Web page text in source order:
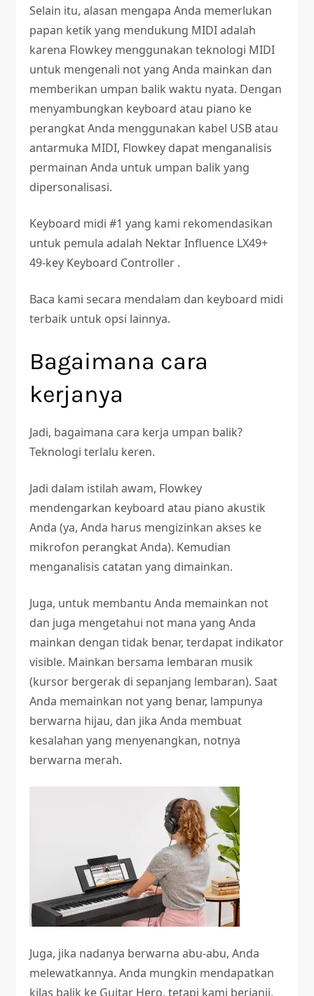
Selain itu, alasan mengapa Anda memerlukan
papan ketik yang mendukung MIDI adalah
karena Flowkey menggunakan teknologi MIDI
untuk mengenali not yang Anda mainkan dan
memberikan umpan balik waktu nyata. Dengan
menyambungkan keyboard atau piano ke
perangkat Anda menggunakan kabel USB atau
antarmuka MIDI, Flowkey dapat menganalisis
permainan Anda untuk umpan balik yang
dipersonalisasi.
Keyboard midi #1 yang kami rekomendasikan
untuk pemula adalah Nektar Influence LX49+
49-key Keyboard Controller .
Baca kami secara mendalam dan keyboard midi
terbaik untuk opsi lainnya.
Bagaimana cara
kerjanya
Jadi, bagaimana cara kerja umpan balik?
Teknologi terlalu keren.
Jadi dalam istilah awam, Flowkey
mendengarkan keyboard atau piano akustik
Anda (ya, Anda harus mengizinkan akses ke
mikrofon perangkat Anda). Kemudian
menganalisis catatan yang dimainkan.
Juga, untuk membantu Anda memainkan not
dan juga mengetahui not mana yang Anda
mainkan dengan tidak benar, terdapat indikator
visible. Mainkan bersama lembaran musik
(kursor bergerak di sepanjang lembaran). Saat
Anda memainkan not yang benar, lampunya
berwarna hijau, dan jika Anda membuat
kesalahan yang menyenangkan, notnya
berwarna merah.
Juga, jika nadanya berwarna abu-abu, Anda
melewatkannya. Anda mungkin mendapatkan
kilas balik ke Guitar Hero, tetapi kami berjanji,